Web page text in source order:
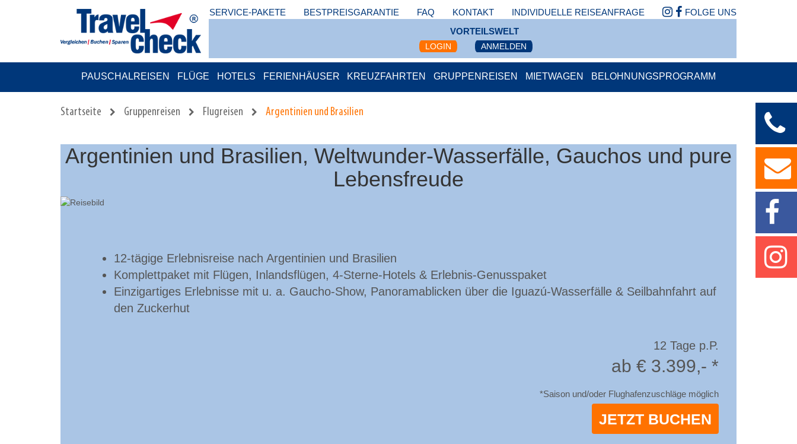
FOLGE UNS
INDIVIDUELLE REISEANFRAGE
KONTAKT
FAQ
BESTPREISGARANTIE
SERVICE-PAKETE
VORTEILSWELT
LOGIN ANMELDEN
PAUSCHALREISEN FLÜGE HOTELS FERIENHÄUSER KREUZFAHRTEN GRUPPENREISEN MIETWAGEN BELOHNUNGSPROGRAMM
Startseite Gruppenreisen Flugreisen Argentinien und Brasilien
Argentinien und Brasilien, Weltwunder-Wasserfälle, Gauchos und pure
Lebensfreude
12-tägige Erlebnisreise nach Argentinien und Brasilien
Komplettpaket mit Flügen, Inlandsflügen, 4-Sterne-Hotels & Erlebnis-Genusspaket
Einzigartiges Erlebnisse mit u. a. Gaucho-Show, Panoramablicken über die Iguazú-Wasserfälle & Seilbahnfahrt auf
den Zuckerhut
12 Tage p.P.
ab € 3.399,- *
*Saison und/oder Flughafenzuschläge möglich
JETZT BUCHEN